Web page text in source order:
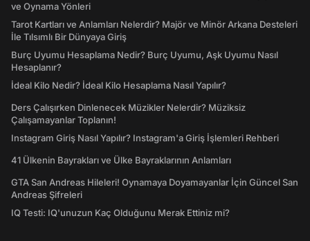
ve Oynama Yönleri
Tarot Kartları ve Anlamları Nelerdir? Majör ve Minör Arkana Desteleri
İle Tılsımlı Bir Dünyaya Giriş
Burç Uyumu Hesaplama Nedir? Burç Uyumu, Aşk Uyumu Nasıl
Hesaplanır?
İdeal Kilo Nedir? İdeal Kilo Hesaplama Nasıl Yapılır?
Ders Çalışırken Dinlenecek Müzikler Nelerdir? Müziksiz
Çalışamayanlar Toplanın!
Instagram Giriş Nasıl Yapılır? Instagram'a Giriş İşlemleri Rehberi
41 Ülkenin Bayrakları ve Ülke Bayraklarının Anlamları
GTA San Andreas Hileleri! Oynamaya Doyamayanlar İçin Güncel San
Andreas Şifreleri
IQ Testi: IQ'unuzun Kaç Olduğunu Merak Ettiniz mi?